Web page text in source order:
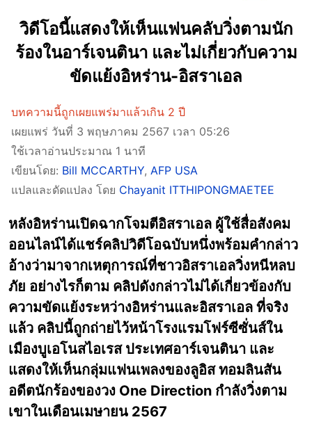
วิดีโอนี้แสดงให้เห็นแฟนคลับวิ่งตามนัก
ร้องในอาร์เจนตินา และไม่เกี่ยวกับความ
ขัดแย้งอิหร่าน-อิสราเอล
บทความนี้ถูกเผยแพร่มาแล้วเกิน 2 ปี
เผยแพร่ วันที่ 3 พฤษภาคม 2567 เวลา 05:26
ใช้เวลาอ่านประมาณ 1 นาที
เขียนโดย: Bill MCCARTHY, AFP USA
แปลและดัดแปลง โดย Chayanit ITTHIPONGMAETEE
หลังอิหร่านเปิดฉากโจมตีอิสราเอล ผู้ใช้สื่อสังคม
ออนไลน์ได้แชร์คลิปวิดีโอฉบับหนึ่งพร้อมคำกล่าว
อ้างว่ามาจากเหตุการณ์ที่ชาวอิสราเอลวิ่งหนีหลบ
ภัย อย่างไรก็ตาม คลิปดังกล่าวไม่ได้เกี่ยวข้องกับ
ความขัดแย้งระหว่างอิหร่านและอิสราเอล ที่จริง
แล้ว คลิปนี้ถูกถ่ายไว้หน้าโรงแรมโฟร์ซีซั่นส์ใน
เมืองบูเอโนสไอเรส ประเทศอาร์เจนตินา และ
แสดงให้เห็นกลุ่มแฟนเพลงของลูอิส ทอมลินสัน
อดีตนักร้องของวง One Direction กำลังวิ่งตาม
เขาในเดือนเมษายน 2567